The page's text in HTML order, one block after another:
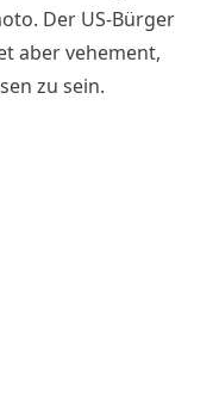
Der US-Bürger
aber vehement,
zu sein.